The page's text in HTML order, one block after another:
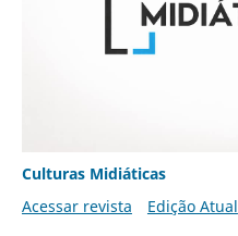
Culturas Midiáticas
Acessar revista
Edição Atual